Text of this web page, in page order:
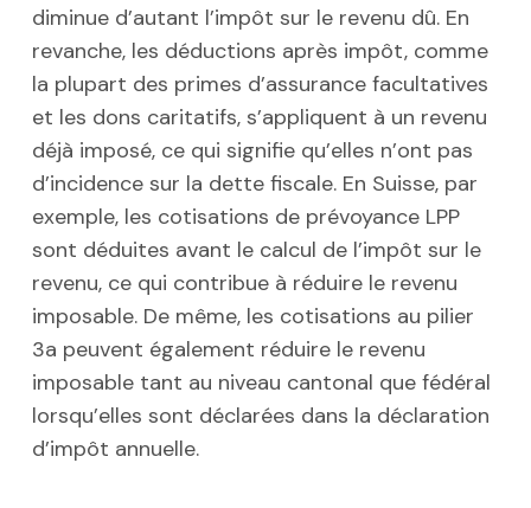
diminue d’autant l’impôt sur le revenu dû. En
revanche, les déductions après impôt, comme
la plupart des primes d’assurance facultatives
et les dons caritatifs, s’appliquent à un revenu
déjà imposé, ce qui signifie qu’elles n’ont pas
d’incidence sur la dette fiscale. En Suisse, par
exemple, les cotisations de prévoyance LPP
sont déduites avant le calcul de l’impôt sur le
revenu, ce qui contribue à réduire le revenu
imposable. De même, les cotisations au pilier
3a peuvent également réduire le revenu
imposable tant au niveau cantonal que fédéral
lorsqu’elles sont déclarées dans la déclaration
d’impôt annuelle.